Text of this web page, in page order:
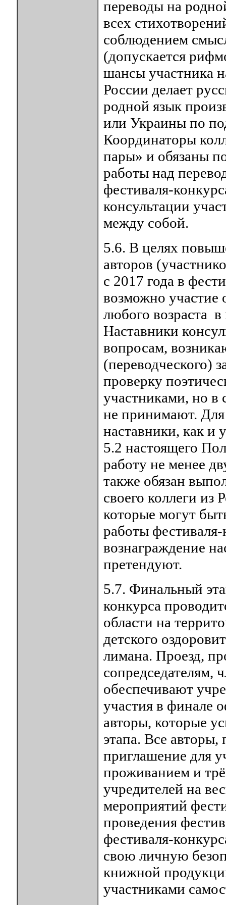
переводы на
всех
соблюдением
(допускается
шансы участника
России делает
родной язык
или Украины по
Координаторы
пары» и обязаны
работы над
фестиваля-
консультации
между собой.
5.6. В целях
авторов
с 2017 года в
возможно участие
любого возраста
Наставники
вопросам,
(переводческого)
проверку
участниками, но в
не принимают.
наставники, как и
5.2 настоящего
работу не менее
также обязан
своего коллеги
которые могут
работы
вознаграждение
претендуют.
5.7. Финальный
конкурса
области на
детского
лимана. Проезд,
сопредседателям,
обеспечивают
участия в финале
авторы, которые
этапа. Все
приглашение для
проживанием и
учредителей на
мероприятий
проведения
фестиваля-
свою личную
книжной
участниками